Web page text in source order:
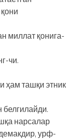
миллат қонига-
чи.
ҳам ташқи этник
белгилайди.
нарсалар
урф-